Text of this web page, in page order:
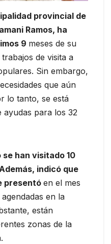
provincial de
Ramos, ha
9 meses de su
de visita a
Sin embargo,
que aún
lo tanto, se está
ayudas para los 32
han visitado 10
indicó que
presentó en el mes
en la
están
zonas de la